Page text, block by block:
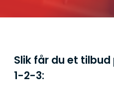
Slik får du et
1-2-3: